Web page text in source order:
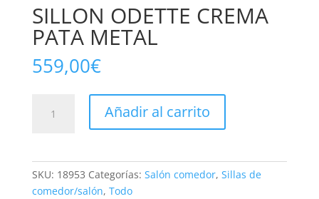
SILLON ODETTE CREMA
PATA METAL
559,00€
ODETTE
cantidad
Añadir al carrito
SKU: 18953 Categorías: Salón comedor, Sillas de
comedor/salón, Todo